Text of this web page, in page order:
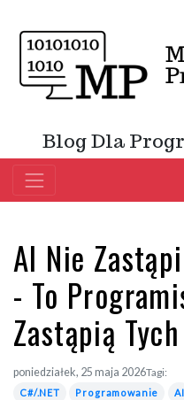
Blog Dla
AI Nie
- To
Zastąpią
poniedziałek, 25 maja 2026Tagi:
C#/.NET Programowanie AI